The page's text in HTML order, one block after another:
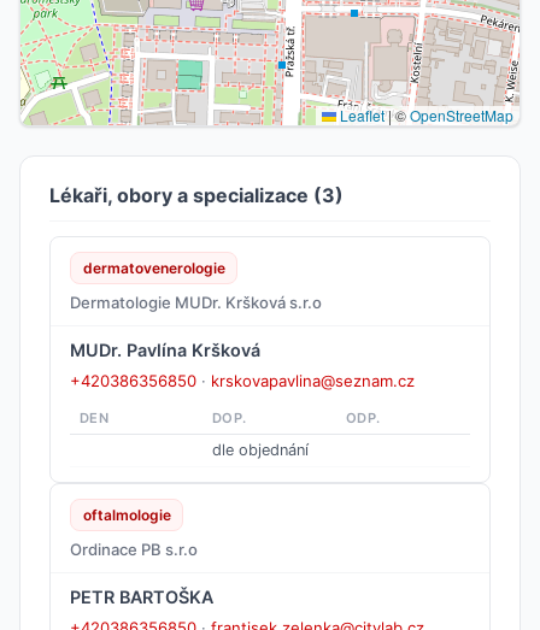
Leaflet|©OpenStreetMap
Lékaři, obory a specializace (3)
dermatovenerologie
Dermatologie MUDr. Kršková s.r.o
MUDr. Pavlína Kršková
+420386356850 · krskovapavlina@seznam.cz
DEN DOP. ODP.
dle objednání
oftalmologie
Ordinace PB s.r.o
PETR BARTOŠKA